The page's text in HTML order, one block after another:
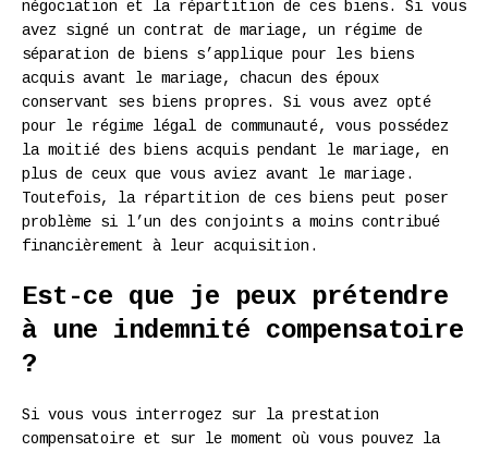
négociation et la répartition de ces biens. Si vous
avez signé un contrat de mariage, un régime de
séparation de biens s’applique pour les biens
acquis avant le mariage, chacun des époux
conservant ses biens propres. Si vous avez opté
pour le régime légal de communauté, vous possédez
la moitié des biens acquis pendant le mariage, en
plus de ceux que vous aviez avant le mariage.
Toutefois, la répartition de ces biens peut poser
problème si l’un des conjoints a moins contribué
financièrement à leur acquisition.
Est-ce que je peux prétendre
à une indemnité compensatoire
?
Si vous vous interrogez sur la prestation
compensatoire et sur le moment où vous pouvez la